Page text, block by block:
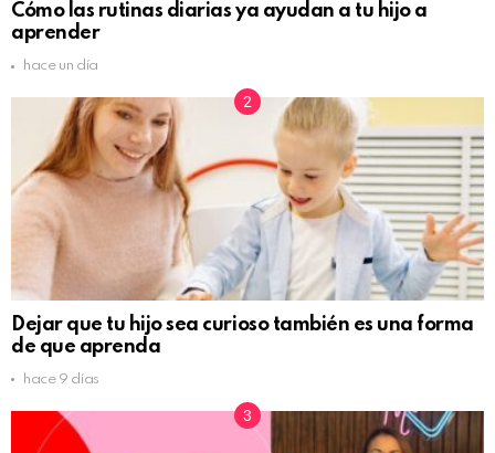
Cómo las rutinas diarias ya ayudan a tu hijo a
aprender
hace un día
Dejar que tu hijo sea curioso también es una forma
de que aprenda
hace 9 días